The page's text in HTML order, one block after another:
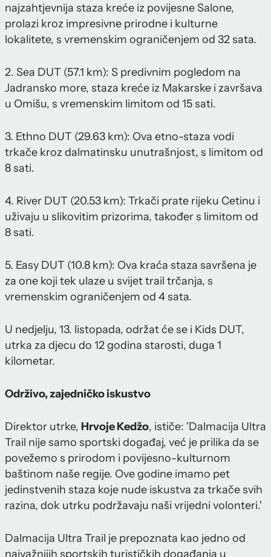
najzahtjevnija staza kreće iz povijesne Salone,
prolazi kroz impresivne prirodne i kulturne
lokalitete, s vremenskim ograničenjem od 32 sata.
2. Sea DUT (57.1 km): S predivnim pogledom na
Jadransko more, staza kreće iz Makarske i završava
u Omišu, s vremenskim limitom od 15 sati.
3. Ethno DUT (29.63 km): Ova etno-staza vodi
trkače kroz dalmatinsku unutrašnjost, s limitom od
8 sati.
4. River DUT (20.53 km): Trkači prate rijeku Cetinu i
uživaju u slikovitim prizorima, također s limitom od
8 sati.
5. Easy DUT (10.8 km): Ova kraća staza savršena je
za one koji tek ulaze u svijet trail trčanja, s
vremenskim ograničenjem od 4 sata.
U nedjelju, 13. listopada, održat će se i Kids DUT,
utrka za djecu do 12 godina starosti, duga 1
kilometar.
Održivo, zajedničko iskustvo
Direktor utrke, Hrvoje Kedžo, ističe: 'Dalmacija Ultra
Trail nije samo sportski događaj, već je prilika da se
povežemo s prirodom i povijesno-kulturnom
baštinom naše regije. Ove godine imamo pet
jedinstvenih staza koje nude iskustva za trkače svih
razina, dok utrku podržavaju naši vrijedni volonteri.'
Dalmacija Ultra Trail je prepoznata kao jedno od
najvažnijih sportskih turističkih događanja u